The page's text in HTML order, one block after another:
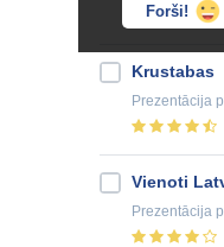
Forši!
Krustabas
Prezentācija
Vienoti
Prezentācija